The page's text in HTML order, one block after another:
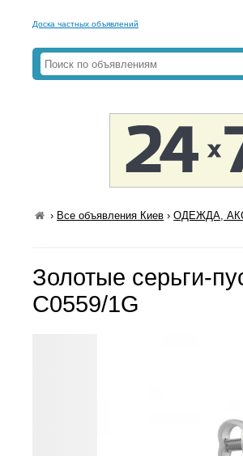
Доска частных объявлений
› Все объявления Киев ›ОДЕЖДА,
Золотые серьги-
С0559/1G